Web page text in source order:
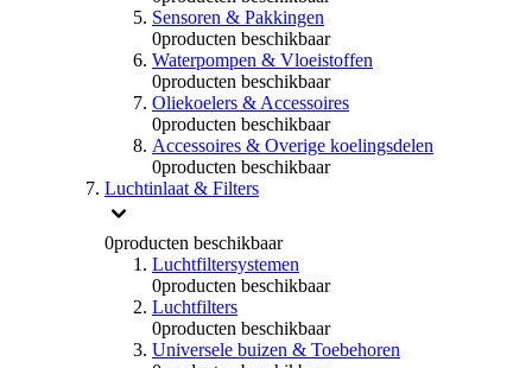
Sensoren & Pakkingen
0producten beschikbaar
Waterpompen & Vloeistoffen
0producten beschikbaar
Oliekoelers & Accessoires
0producten beschikbaar
Accessoires & Overige koelingsdelen
0producten beschikbaar
Luchtinlaat & Filters
0producten beschikbaar
Luchtfiltersystemen
0producten beschikbaar
Luchtfilters
0producten beschikbaar
Universele buizen & Toebehoren